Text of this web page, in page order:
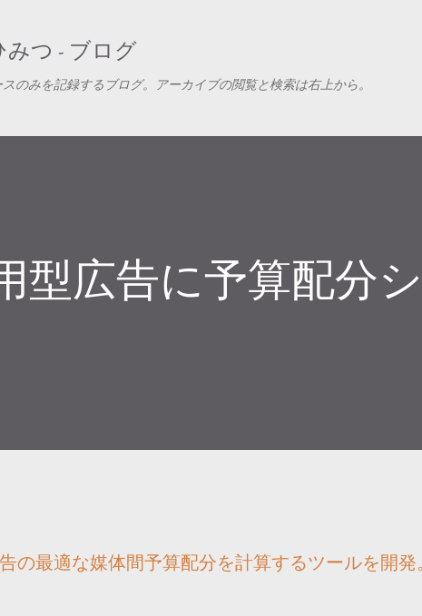
つ - ブログ
のみを記録するブログ。アーカイブの閲覧と検索は右上から。
型広告に予算配分
の最適な媒体間予算配分を計算するツールを開発